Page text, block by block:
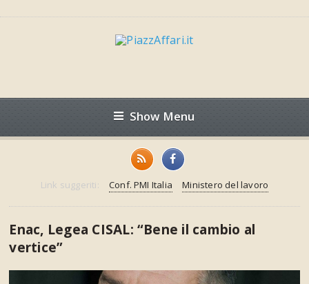
Show Menu
Link suggeriti: Conf. PMI Italia Ministero del lavoro
Enac, Legea CISAL: “Bene il cambio al
vertice”